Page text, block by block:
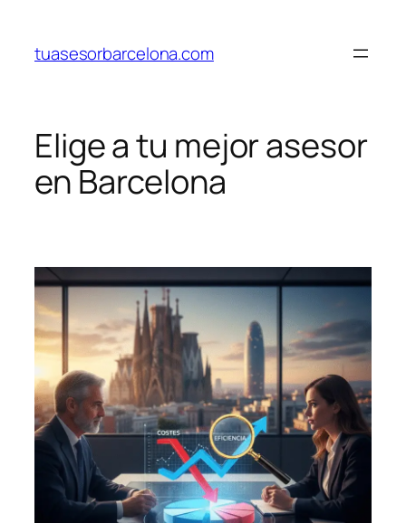
contenido
tuasesorbarcelona.com
Elige a tu mejor asesor
en Barcelona